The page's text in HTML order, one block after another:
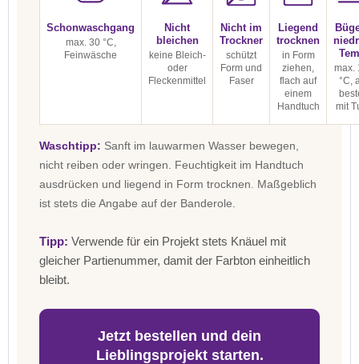
Schonwaschgang
max. 30 °C,
Feinwäsche
Nicht
bleichen
keine Bleich-
oder
Fleckenmittel
Nicht im
Trockner
schützt
Form und
Faser
Liegend
trocknen
in Form
ziehen,
flach auf
einem
Handtuch
max.
°C,
mit
Waschtipp: Sanft im lauwarmen Wasser bewegen,
nicht reiben oder wringen. Feuchtigkeit im Handtuch
ausdrücken und liegend in Form trocknen. Maßgeblich
ist stets die Angabe auf der Banderole.
Tipp: Verwende für ein Projekt stets Knäuel mit
gleicher Partienummer, damit der Farbton einheitlich
bleibt.
Jetzt bestellen und dein
Lieblingsprojekt starten.